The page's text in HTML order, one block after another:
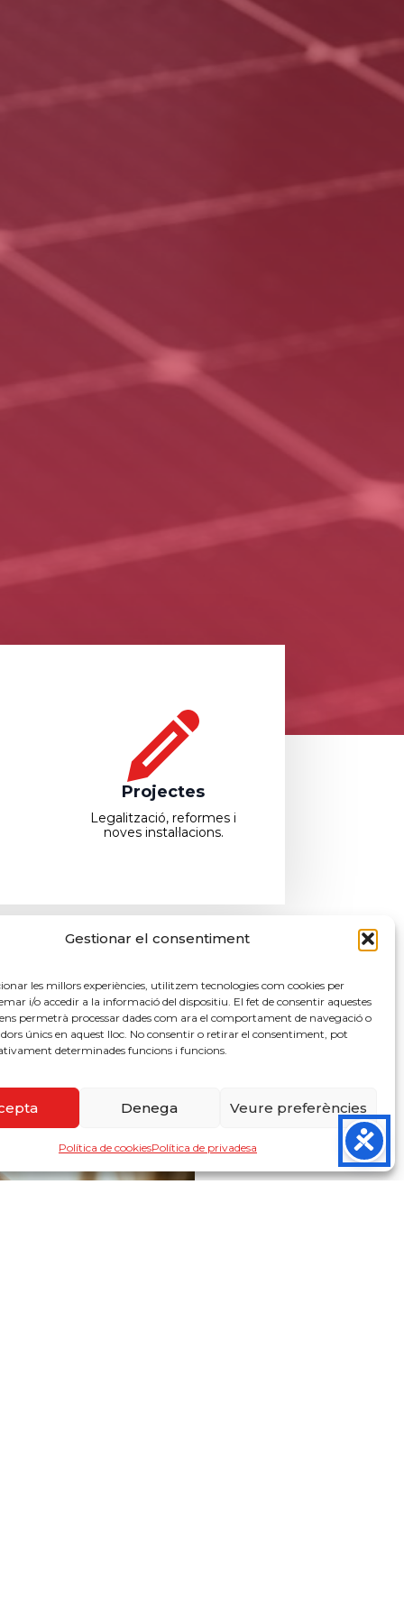
Gestionar el consentiment
les millors experiències, utilitzem tecnologies com cookies per
i/o accedir a la informació del dispositiu. El fet de consentir aquestes
permetrà processar dades com ara el comportament de navegació o
únics en aquest lloc. No consentir o retirar el consentiment, pot
determinades funcions i funcions.
Denega Veure preferències
Política de cookiesPolítica de privadesa
Projectes
Legalització, reformes i
noves instal·lacions.
servei